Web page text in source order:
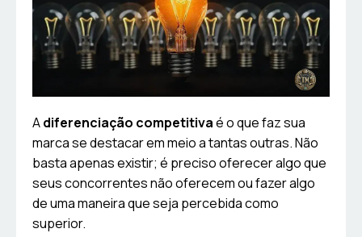
Adiferenciação competitivaé o que faz sua
marca se destacar em meio a tantas outras. Não
basta apenas existir; é preciso oferecer algo que
seus concorrentes não oferecem ou fazer algo
de uma maneira que seja percebida como
superior.